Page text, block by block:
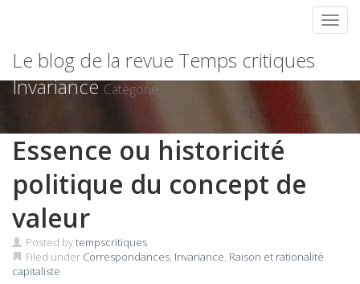
content
Le blog de la revue Temps critiques
InvarianceCatégorie
Essence ou historicité
politique du concept de
valeur
Posted bytempscritiques
Filed under Correspondances, Invariance, Raison et rationalité
capitaliste